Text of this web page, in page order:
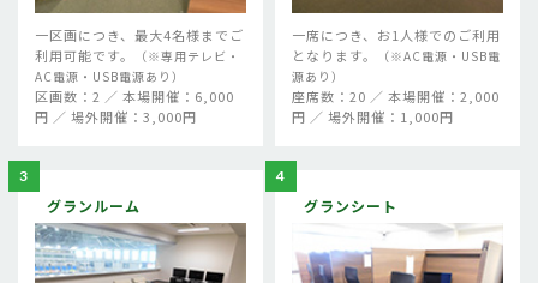
一区画につき、最大4名様までご
利用可能です。
（※専用テレビ・
AC電源・USB電源あり）
区画数：2 ／ 本場開催：6,000
円 ／ 場外開催：3,000円
一席につき、お1人様でのご利用
となります。
（※AC電源・USB電
源あり）
座席数：20 ／ 本場開催：2,000
円 ／ 場外開催：1,000円
3
グランルーム
4
グランシート